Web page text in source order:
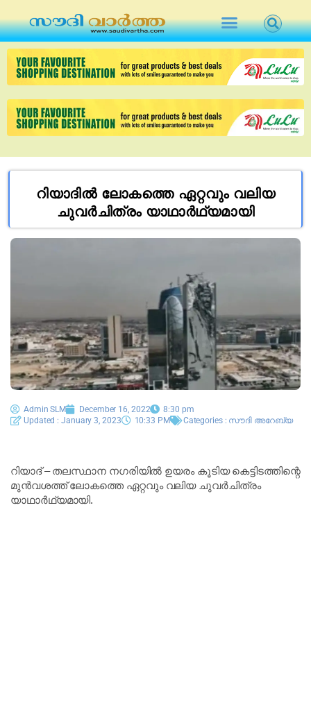
റിയാദിൽ ലോകത്തെ ഏറ്റവും വലിയ
ചുവര്‍ചിത്രം യാഥാര്‍ഥ്യമായി
Admin SLM December 16, 2022
8:30 pm
Updated : January 3, 2023
10:33 PM Categories : സൗദി അറേബ്യ
റിയാദ് – തലസ്ഥാന നഗരിയില്‍ ഉയരം കൂടിയ കെട്ടിടത്തിന്റെ
മുന്‍വശത്ത് ലോകത്തെ ഏറ്റവും വലിയ ചുവര്‍ചിത്രം
യാഥാര്‍ഥ്യമായി.